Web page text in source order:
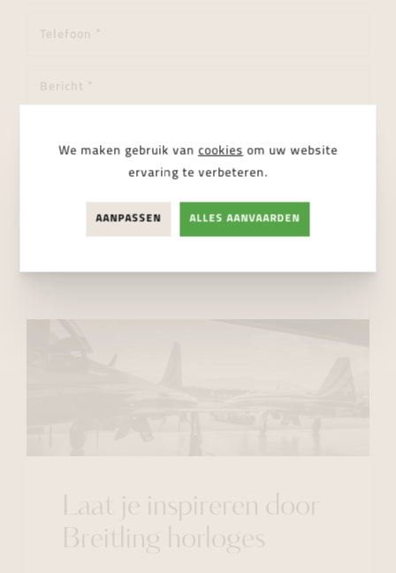
Ik ga akkoord met deprivacy regelgeving
Laat je inspireren door
Breitling horloges
We maken gebruik van cookies om uw website
ervaring te verbeteren.
AANPASSEN ALLES AANVAARDEN